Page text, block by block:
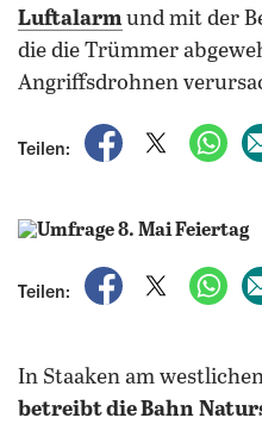
Luftalarmund mit der
die die Trümmer
Angriffsdrohnen
Teilen:
auf Facebook
auf X
Teilen:
auf Facebook
auf X
In Staaken am
betreibt die Bahn